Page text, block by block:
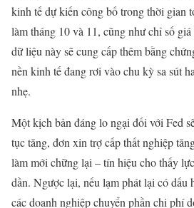
kinh tế dự kiến công bố trong thời gian
làm tháng 10 và 11, cũng như chỉ số
dữ liệu này sẽ cung cấp thêm bằng
nền kinh tế đang rơi vào chu kỳ sa sút
nhẹ.
Một kịch bản đáng lo ngại đối với Fed
tục tăng, đơn xin trợ cấp thất nghiệp
làm mới chững lại – tín hiệu cho thấy
dần. Ngược lại, nếu lạm phát lại có dấu
các doanh nghiệp chuyển phần chi phí